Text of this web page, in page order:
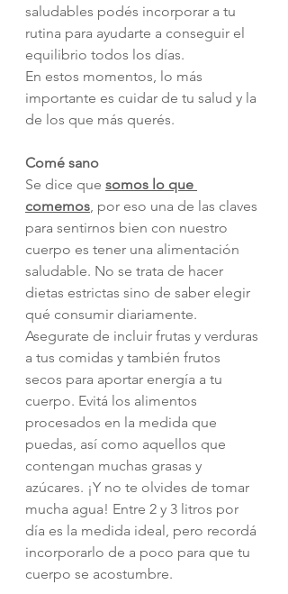
saludables podés incorporar a tu
rutina para ayudarte a conseguir el
equilibrio todos los días.
En estos momentos, lo más
importante es cuidar de tu salud y la
de los que más querés.
Comé sano
Se dice que somos lo que
comemos, por eso una de las claves
para sentirnos bien con nuestro
cuerpo es tener una alimentación
saludable. No se trata de hacer
dietas estrictas sino de saber elegir
qué consumir diariamente.
Asegurate de incluir frutas y verduras
a tus comidas y también frutos
secos para aportar energía a tu
cuerpo. Evitá los alimentos
procesados en la medida que
puedas, así como aquellos que
contengan muchas grasas y
azúcares. ¡Y no te olvides de tomar
mucha agua! Entre 2 y 3 litros por
día es la medida ideal, pero recordá
incorporarlo de a poco para que tu
cuerpo se acostumbre.